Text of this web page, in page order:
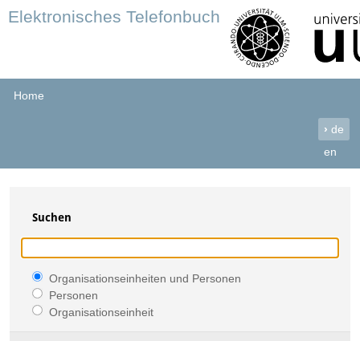
Elektronisches Telefonbuch
Home
› de
en
Suchen
Organisationseinheiten und Personen
Personen
Organisationseinheit